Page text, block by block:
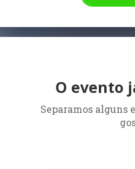
O evento
Separamos alguns